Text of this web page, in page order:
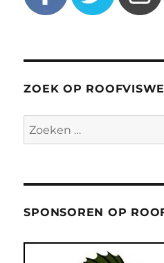
ZOEK OP
Zoeken
naar:
SPONSOREN OP